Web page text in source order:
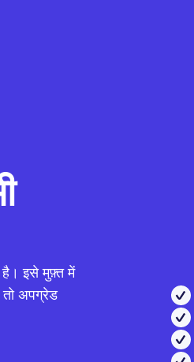
इसे मुफ़्त में
तो अपग्रेड